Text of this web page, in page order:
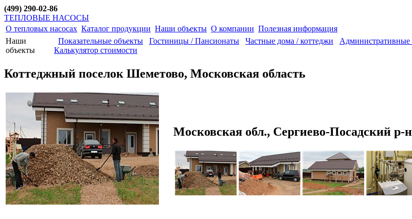
(499) 290-02-86
ТЕПЛОВЫЕ НАСОСЫ
О тепловых насосах Каталог продукции Наши объекты О компании Полезная информация
Наши
объекты
Показательные объекты Гостиницы / Пансионаты Частные дома / коттеджи Административные
Калькулятор стоимости
Коттеджный поселок Шеметово, Московская область
Московская обл., Сергиево-Посадский р-